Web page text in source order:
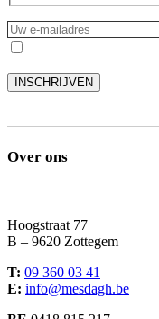
Over ons
Hoogstraat 77
B – 9620 Zottegem
T: 09 360 03 41
E: info@mesdagh.be